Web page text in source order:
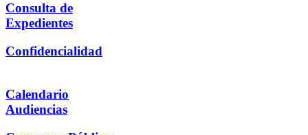
Consulta de
Expedientes
Confidencialidad
Calendario
Audiencias